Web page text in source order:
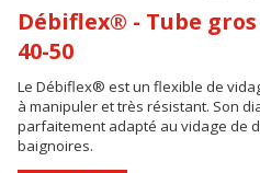
Débiflex® - Tube
40-50
Le Débiflex® est un flexible de
à manipuler et très résistant. Son
parfaitement adapté au vidage de
baignoires.